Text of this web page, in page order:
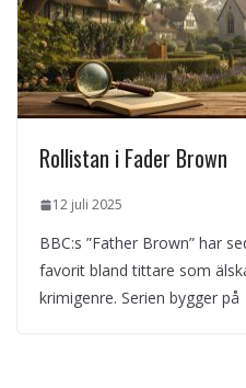
Rollistan i Fader Brown
12 juli 2025
BBC:s ”Father Brown” har
favorit bland tittare som
krimigenre. Serien bygger på